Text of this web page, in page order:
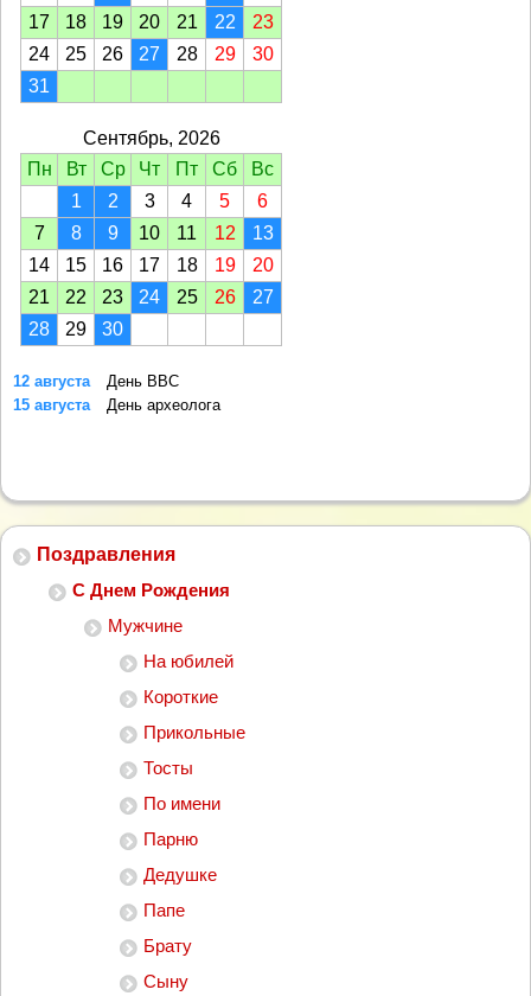
Поздравления
С Днем Рождения
Мужчине
На юбилей
Короткие
Прикольные
Тосты
По имени
Парню
Дедушке
Папе
Брату
Сыну
17 18 19 20 21 22
23
24
25 26 27 28 29
30
31
Сентябрь, 2026
Пн
Вт Ср Чт Пт Сб
Вс
1
2 3 4 5
6
7
8 9 10 11 12
13
14
15 16 17 18 19
20
21
22 23 24 25 26
27
28
29 30
12 августа
День ВВС
15 августа
День археолога